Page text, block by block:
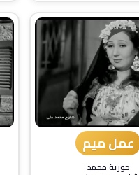
عمل ميم
حورية محمد